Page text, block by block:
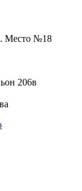
Место №18
206в